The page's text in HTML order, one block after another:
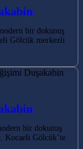
bir dokunuş
Gölcük merkezli
bir dokunuş
Kocaeli Gölcük’te